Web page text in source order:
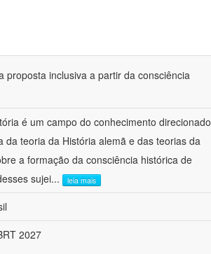
inclusiva a partir da consciência
é um campo do conhecimento direcionado
teoria da História alemã e das teorias da
a formação da consciência histórica de
sujei... leia mais
2027